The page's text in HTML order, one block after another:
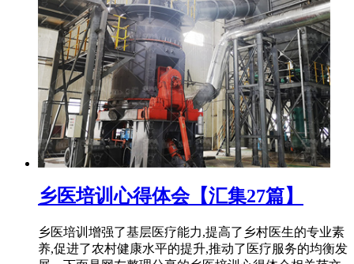
乡医培训心得体会【汇集27篇】
乡医培训增强了基层医疗能力,提高了乡村医生的专业素
养,促进了农村健康水平的提升,推动了医疗服务的均衡发